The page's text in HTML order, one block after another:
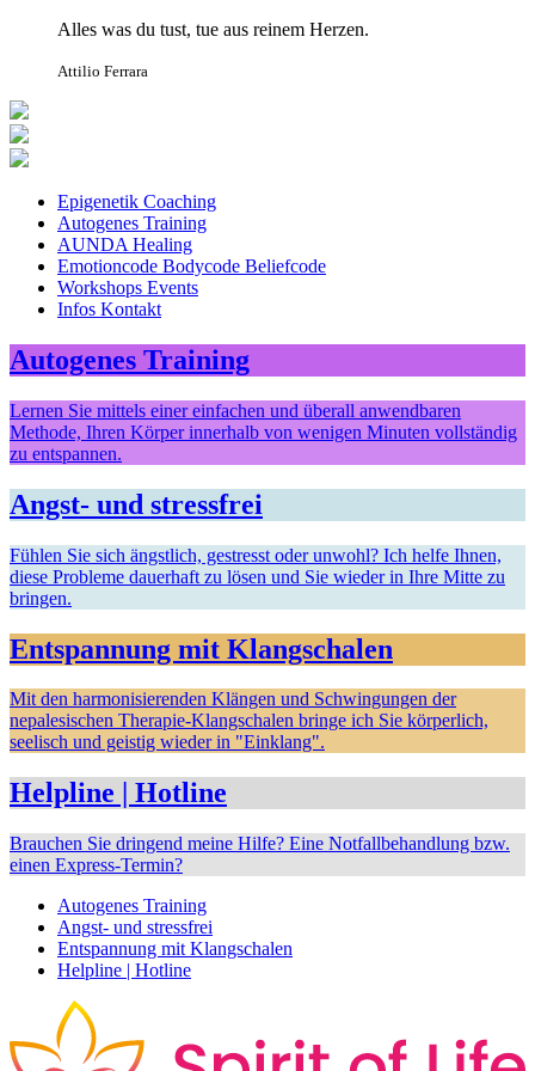
Alles was du tust, tue aus reinem Herzen.
Attilio Ferrara
Epigenetik Coaching
Autogenes Training
AUNDA Healing
Emotioncode Bodycode Beliefcode
Workshops Events
Infos Kontakt
Autogenes Training
Lernen Sie mittels einer einfachen und überall anwendbaren
Methode, Ihren Körper innerhalb von wenigen Minuten vollständig
zu entspannen.
Angst- und stressfrei
Fühlen Sie sich ängstlich, gestresst oder unwohl? Ich helfe Ihnen,
diese Probleme dauerhaft zu lösen und Sie wieder in Ihre Mitte zu
bringen.
Entspannung mit Klangschalen
Mit den harmonisierenden Klängen und Schwingungen der
nepalesischen Therapie-Klangschalen bringe ich Sie körperlich,
seelisch und geistig wieder in "Einklang".
Helpline | Hotline
Brauchen Sie dringend meine Hilfe? Eine Notfallbehandlung bzw.
einen Express-Termin?
Autogenes Training
Angst- und stressfrei
Entspannung mit Klangschalen
Helpline | Hotline